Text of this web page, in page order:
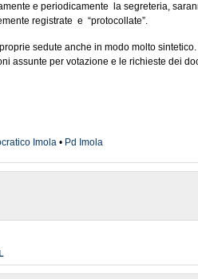
e periodicamente la segreteria,
registrate e “protocollate”.
sedute anche in modo molto
assunte per votazione e le richieste dei
Imola • Pd Imola